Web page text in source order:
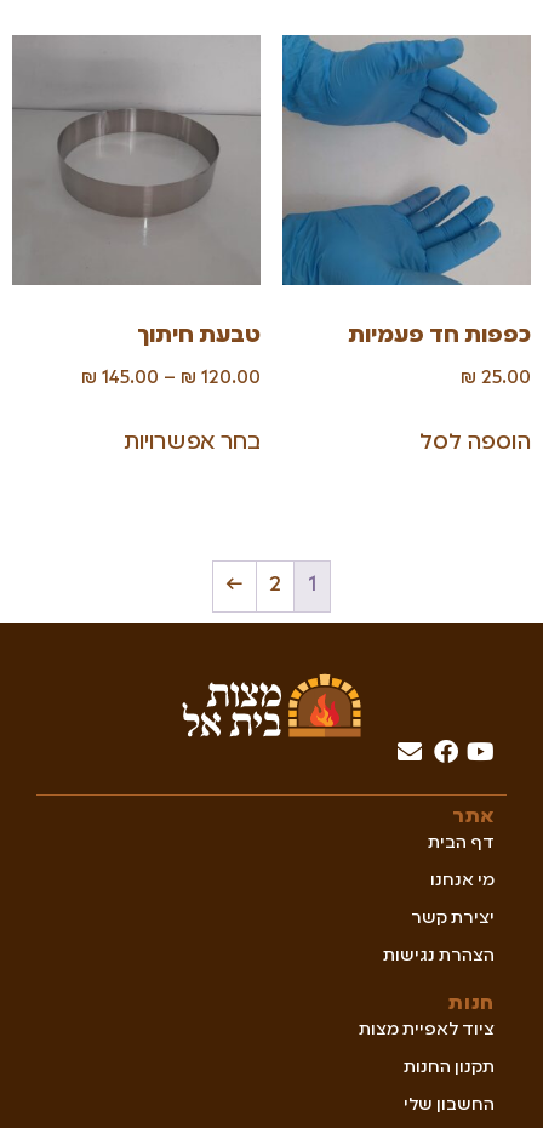
כפפות חד פעמיות
₪ 25.00
הוספה לסל
טבעת חיתוך
₪ 120.00
–
₪ 145.00
בחר אפשרויות
1
2
←
אתר
דף הבית
מי אנחנו
יצירת קשר
הצהרת נגישות
חנות
ציוד לאפיית מצות
תקנון החנות
החשבון שלי